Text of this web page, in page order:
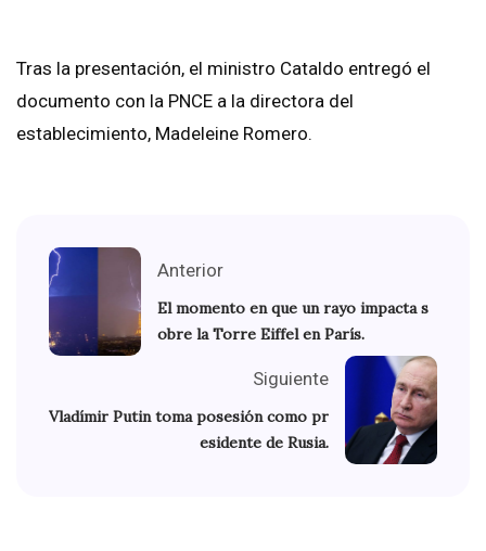
Tras la presentación, el ministro Cataldo entregó el
documento con la PNCE a la directora del
establecimiento, Madeleine Romero.
Anterior
El momento en que un rayo impacta s
obre la Torre Eiffel en París.
Siguiente
Vladímir Putin toma posesión como pr
esidente de Rusia.